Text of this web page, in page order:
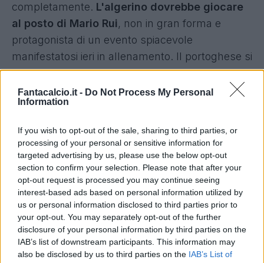
Fantacalcio.it - Do Not Process My Personal
Information
If you wish to opt-out of the sale, sharing to third parties, or
processing of your personal or sensitive information for
targeted advertising by us, please use the below opt-out
section to confirm your selection. Please note that after your
opt-out request is processed you may continue seeing
interest-based ads based on personal information utilized by
us or personal information disclosed to third parties prior to
your opt-out. You may separately opt-out of the further
disclosure of your personal information by third parties on the
IAB’s list of downstream participants. This information may
also be disclosed by us to third parties on the IAB’s List of
completamente. L'algerino dovrebbe giocare
al posto di Mario Rui, non in gran forma e
protagonista di un evento spiacevole
manifestatosi ieri in allenamento. Il portoghese si
sarebbe risolto in maniera poco educata nei
confronti di un compagno più giovane: per
questo motivo e per un atteggiamento svogliato
allontanato l'ex Empoli, e non è la prima volta
(accadde anche nella scorsa stagione.
Da capire dunque se Rui verrà convocato o
meno, sicure invece le assenze di Lozano e
Petagna che anche oggi hanno svolto terapie e
rispettivamente lavoro differenziato in campo e
in palestra.